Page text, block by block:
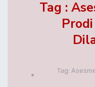
Tag :
Tag: